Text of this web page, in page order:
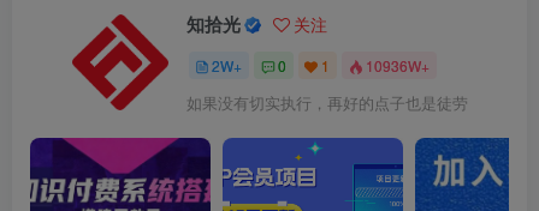
知拾光 关注
2W+ 0 1 10936W+
如果没有切实执行，再好的点子也是徒劳